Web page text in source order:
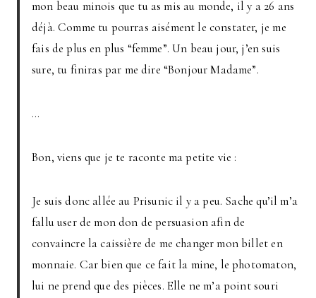
mon beau minois que tu as mis au monde, il y a 26 ans
déjà. Comme tu pourras aisément le constater, je me
fais de plus en plus “femme”. Un beau jour, j’en suis
sure, tu finiras par me dire “Bonjour Madame”.
…
Bon, viens que je te raconte ma petite vie :
Je suis donc allée au Prisunic il y a peu. Sache qu’il m’a
fallu user de mon don de persuasion afin de
convaincre la caissière de me changer mon billet en
monnaie. Car bien que ce fait la mine, le photomaton,
lui ne prend que des pièces. Elle ne m’a point souri